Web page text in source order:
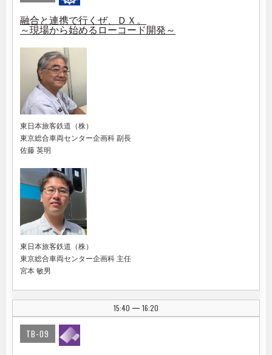
融合と連携で行くぜ、ＤＸ。
～現場から始めるローコード開発～
東日本旅客鉄道（株）
東京総合車両センター企画科 副長
佐藤 英明
東日本旅客鉄道（株）
東京総合車両センター企画科 主任
宮本 敏男
15:40 | 16:20
TB-09